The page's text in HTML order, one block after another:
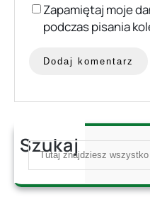
Zapamiętaj moje
podczas pisania
Szukaj
S
a